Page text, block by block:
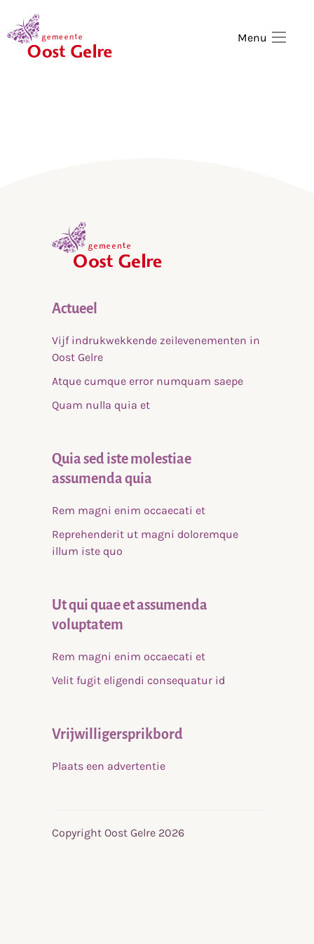
Menu
Actueel
Vijf indrukwekkende zeilevenementen in
Oost Gelre
Atque cumque error numquam saepe
Quam nulla quia et
Quia sed iste molestiae
assumenda quia
Rem magni enim occaecati et
Reprehenderit ut magni doloremque
illum iste quo
Ut qui quae et assumenda
voluptatem
Rem magni enim occaecati et
Velit fugit eligendi consequatur id
Vrijwilligersprikbord
Plaats een advertentie
Copyright Oost Gelre 2026